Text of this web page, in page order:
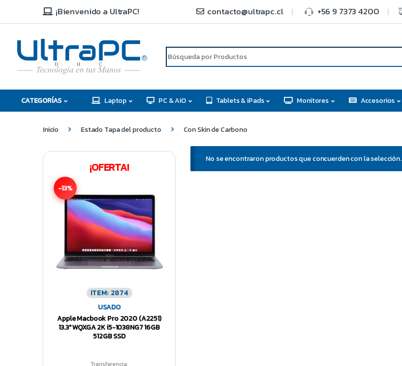
¡Bienvenido a UltraPC! contacto@ultrapc.cl +56 9 7373 4200
C
H
D
R
CATEGORÍAS Laptop PC & AIO Tablets & iPads Monitores Accesorios
Inicio Estado Tapa del producto Con Skin de Carbono
No se encontraron productos que concuerden con la selección.
¡OFERTA!
-13%
ITEM: 2874
USADO
Apple Macbook Pro 2020 (A2251)
13.3″ WQXGA 2K i5-1038NG7 16GB
512GB SSD
Transferencia: